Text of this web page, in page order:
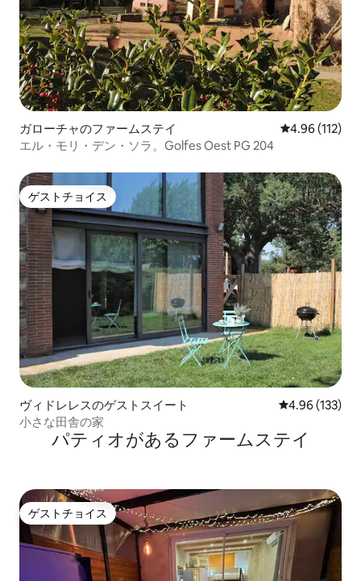
ガローチャのファームステイ レビュー112
4.96 (112)
エル・モリ・デン・ソラ。Golfes Oest PG 204
ゲストチョイス
ゲストチョイス
ヴィドレレスのゲストスイート レビュー133
4.96 (133)
小さな田舎の家
パティオがあるファームステイ
ゲストチョイス
ゲストチョイス